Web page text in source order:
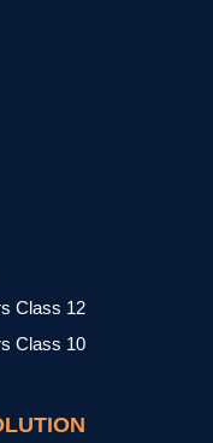
Class 12
Class 10